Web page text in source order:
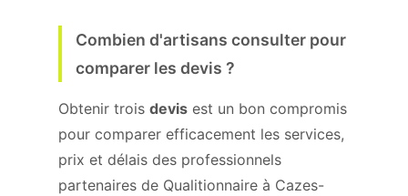
Combien d'artisans consulter pour
comparer les devis ?
Obtenir trois devis est un bon compromis
pour comparer efficacement les services,
prix et délais des professionnels
partenaires de Qualitionnaire à Cazes-